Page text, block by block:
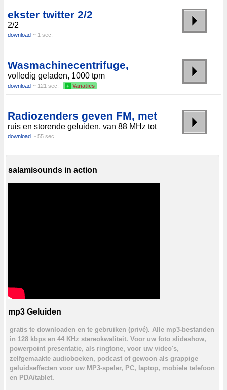
ekster twitter 2/2
2/2
download ~ 1 sec.
Wasmachinecentrifuge,
volledig geladen, 1000 tpm
download ~ 121 sec. + Variaties
Radiozenders geven FM, met
ruis en storende geluiden, van 88 MHz tot
download ~ 55 sec.
salamisounds in action
mp3 Geluiden
gratis te downloaden en te gebruiken (privé). Alle mp3-bestanden
in 128 kbps en 44 KHz stereokwaliteit. Voor uw foto slideshow,
powerpoint presentatie, als ringtone, voor uw video's,
zelfgemaakte audioboeken, podcast of gewoon als grappige
geluidseffecten voor uw MP3-speler, PC, laptop, mobiele telefoon
en PDA/tablet.